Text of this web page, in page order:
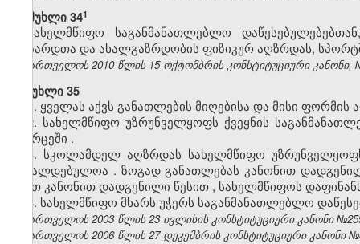
მუხლი 34​1
სახელმწიფო საგანმანათლებლო
მოზარდთა და ახალგაზრდობის ფიზიკურ აღზრდას,
საქართველოს 2010 წლის 15 ოქტომბრის კონსტიტუციური კანონი,
მუხლი 35
1. ყველას აქვს განათლების მიღებისა და მისი ფორმის
2. სახელმწიფო უზრუნველყოფს ქვეყნის
სივრცეში .
3. სკოლამდელ აღზრდას სახელმწიფო
სავალდებულოა . ზოგად განათლებას კანონით
აქვთ კანონითდადგენილი წესით , სახელმწიფოს
4. სახელმწიფო მხარს უჭერს საგანმანათლებლო
საქართველოს 2003 წლის 23 ივლისის კონსტიტუციური კანონი
საქართველოს 2006 წლის 27 დეკემბრის კონსტიტუციური კანონი